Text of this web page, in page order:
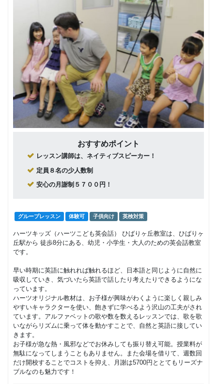
回数：4 / 1セッション40分
Basic
Class（初級
クラス）1,2
グループレッスン 子供向け
11,550円(税込) / 月
回数：4 / 1セッション75分
Basic Class
(初級クラス)
３～
グループレッスン 子供向け
15,400円(税込) / 月
回数：4 / 1セッション100分
Intermediate
グループレッスン 子供向け
18,700円(税込) / 月
回数：4 / 1セッション100分
Class（上級
クラス）
グループレッスン 子供向け
19,800
回数：4 / 1セッション100分
大人英会話ク
ラス
8,250
円(税込) / 月
回数：4 / 1セッション60分
イングリッシ
ス
グループレッスン 子供向け
回数：4 / 1セッション120分
おすすめポイント
レッスン講師は、ネイティブスピーカー！
定員８名の少人数制
安心の月謝制５７００円！
グループレッスン 体験可 子供向け 英検対策
ハーツキッズ（ハーツこども英会話） ひばりヶ丘教室は、ひばりヶ
丘駅から 徒歩8分にある、幼児・小学生・大人のための英会話教室
です。
早い時期に英語に触れれば触れるほど、日本語と同じように自然に
吸収していき、気づいたら英語で話したり考えたりできるようにな
っています。
ハーツオリジナル教材は、お子様が興味がわくように楽しく親しみ
やすいキャラクターを使い、飽きずに学べるよう沢山の工夫がされ
ています。アルファベットの歌や数を数えるレッスンでは、歌を歌
いながらリズムに乗って体を動かすことで、自然と英語に接してい
きます。
お子様が急な熱・風邪などでお休みしても振り替え可能。授業料が
無駄になってしまうこともありません。また会場を借りて、週数回
だけ開校することでコストを抑え、月謝は5700円ととてもリーズナ
ブルなのも魅力です！